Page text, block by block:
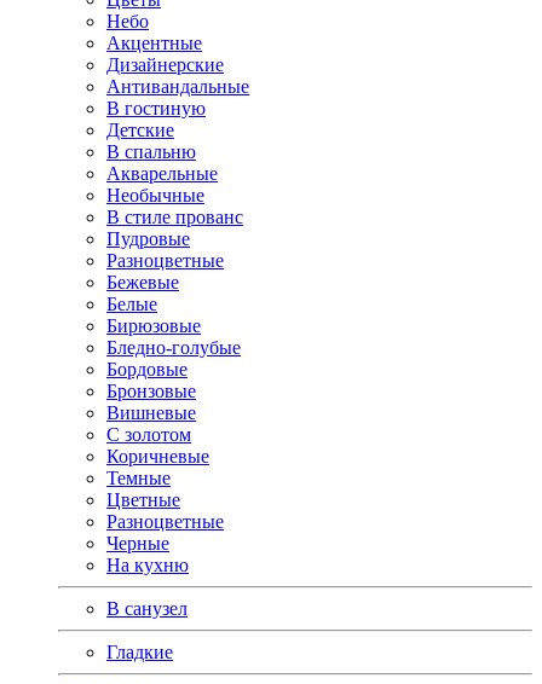
Небо
Акцентные
Дизайнерские
Антивандальные
В гостиную
Детские
В спальню
Акварельные
Необычные
В стиле прованс
Пудровые
Разноцветные
Бежевые
Белые
Бирюзовые
Бледно-голубые
Бордовые
Бронзовые
Вишневые
С золотом
Коричневые
Темные
Цветные
Разноцветные
Черные
На кухню
В санузел
Гладкие